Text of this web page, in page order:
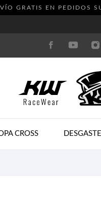
GRATIS EN PEDIDOS
CROSS